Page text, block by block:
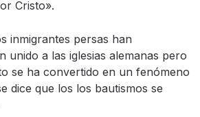
Cristo».
inmigrantes persas han
unido a las iglesias alemanas pero
se ha convertido en un fenómeno
dice que los los bautismos se